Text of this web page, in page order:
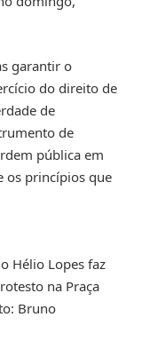
garantir o
do direito de
de
de
pública em
os princípios que